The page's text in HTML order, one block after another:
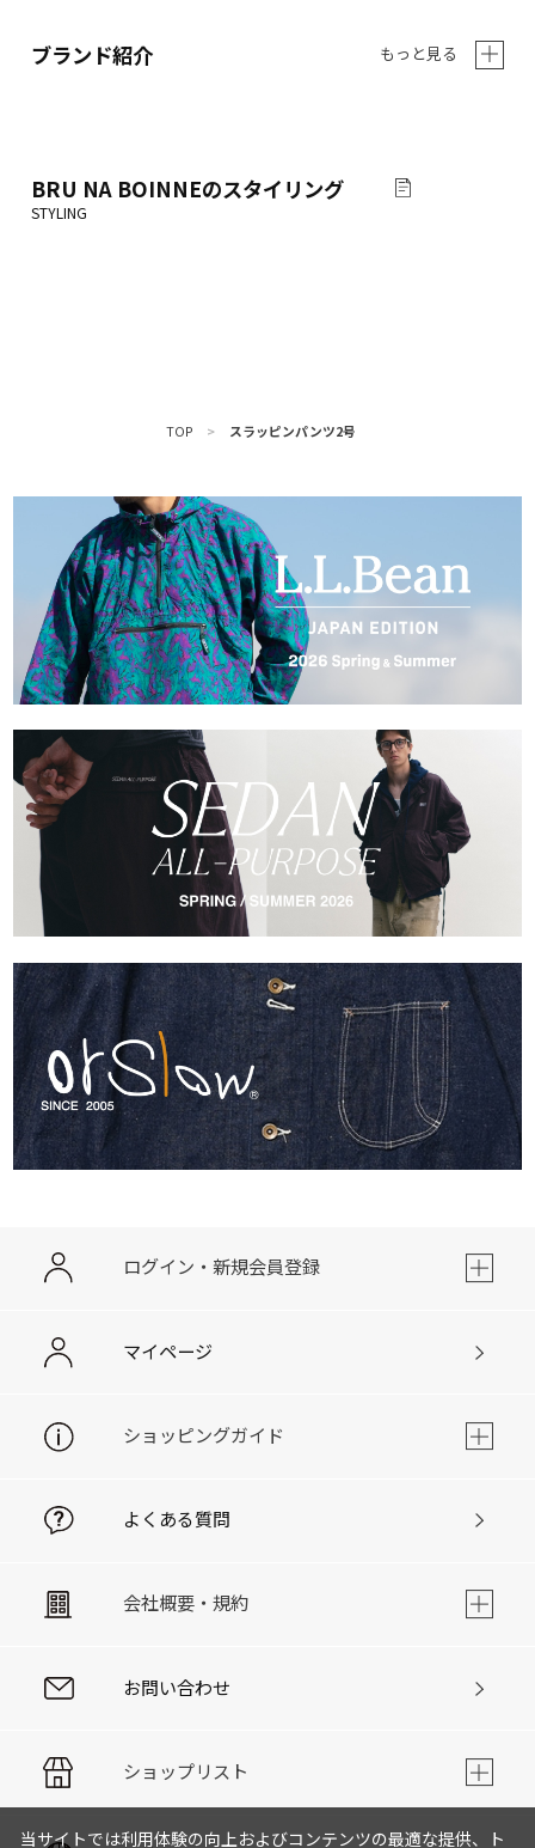
ブランド紹介 もっと見る
BRU NA BOINNEのスタイリング
TOP > スラッピンパンツ2号
ログイン・新規会員登録
マイページ
ショッピングガイド
よくある質問
会社概要・規約
お問い合わせ
ショップリスト
当サイトでは利用体験の向上およびコンテンツの最適な提供、ト